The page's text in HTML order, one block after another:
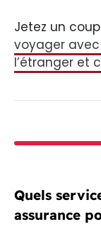
Jetez un
voyager
l’étranger et
Quels
assurance